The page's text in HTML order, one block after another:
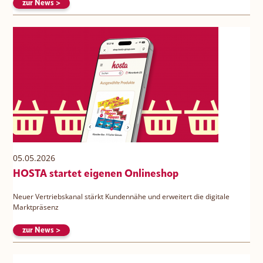
zur News >
05.05.2026
HOSTA startet eigenen Onlineshop
Neuer Vertriebskanal stärkt Kundennähe und erweitert die digitale
Marktpräsenz
zur News >